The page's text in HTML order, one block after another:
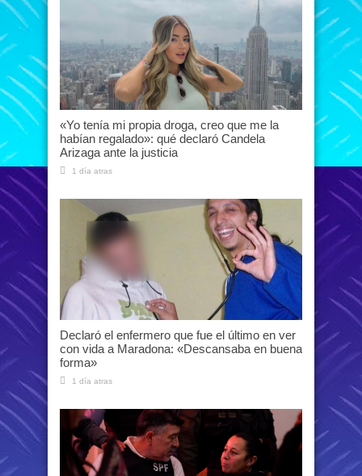
«Yo tenía mi propia droga, creo que me la
habían regalado»: qué declaró Candela
Arizaga ante la justicia
1 día atras
Declaró el enfermero que fue el último en ver
con vida a Maradona: «Descansaba en buena
forma»
1 día atras